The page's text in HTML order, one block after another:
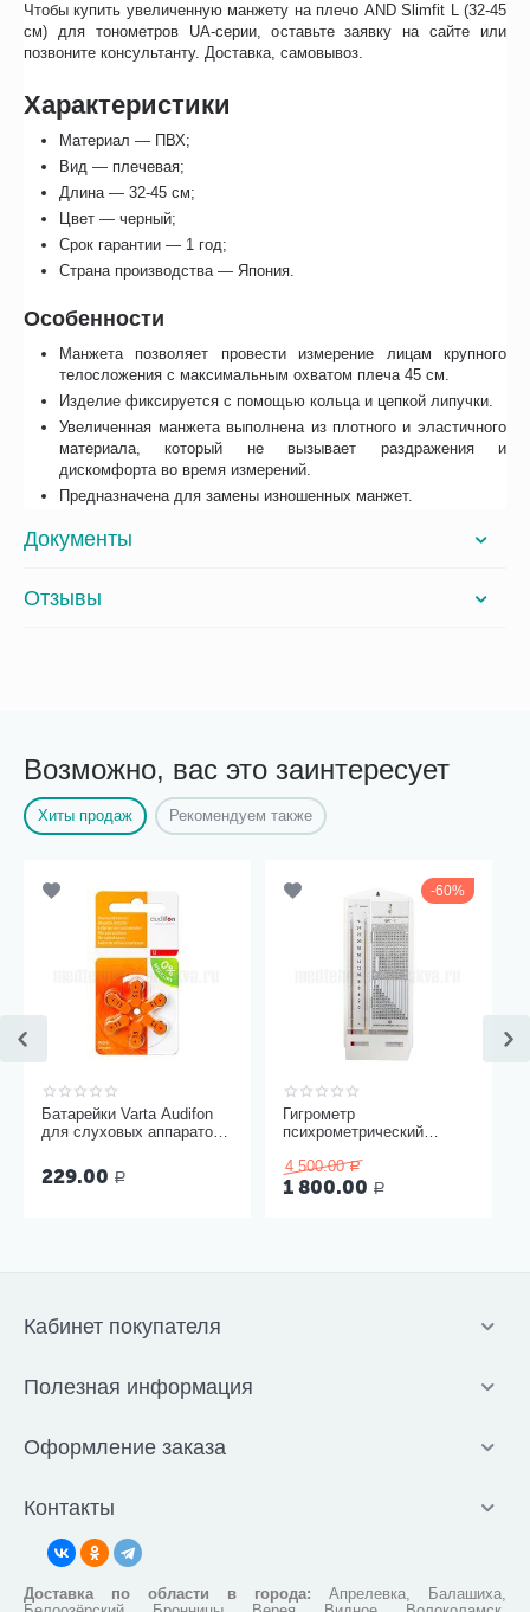
Чтобы купить увеличенную манжету на плечо AND Slimfit L (32-45
см) для тонометров UA-серии, оставьте заявку на сайте или
позвоните консультанту. Доставка, самовывоз.
Характеристики
Материал — ПВХ;
Вид — плечевая;
Длина — 32-45 см;
Цвет — черный;
Срок гарантии — 1 год;
Страна производства — Япония.
Особенности
Манжета позволяет провести измерение лицам крупного
телосложения с максимальным охватом плеча 45 см.
Изделие фиксируется с помощью кольца и цепкой липучки.
Увеличенная манжета выполнена из плотного и эластичного
материала, который не вызывает раздражения и
дискомфорта во время измерений.
Предназначена для замены изношенных манжет.
Документы
Отзывы
Возможно, вас это заинтересует
Хиты продаж Рекомендуем также
Батарейки Varta Audifon
для слуховых аппаратов
229.00 Р
60%
Гигрометр
психрометрический
4 500.00 Р
1 800.00 Р
Кабинет покупателя
Полезная информация
Оформление заказа
Контакты
Доставка по области в города: Апрелевка, Балашиха,